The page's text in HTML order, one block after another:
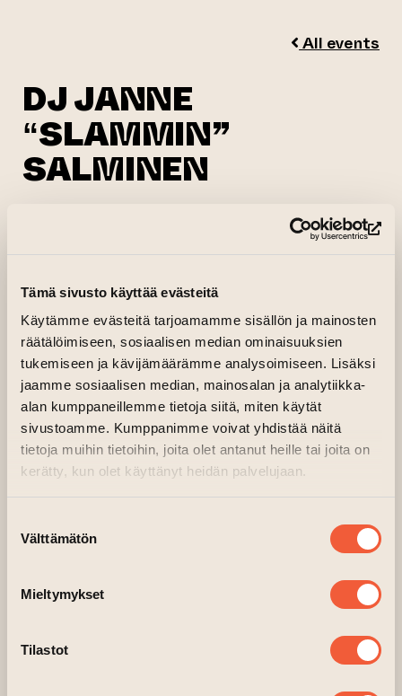
Tämä sivusto käyttää evästeitä
Käytämme evästeitä tarjoamamme sisällön ja mainosten
räätälöimiseen, sosiaalisen median ominaisuuksien
tukemiseen ja kävijämäärämme analysoimiseen. Lisäksi
jaamme sosiaalisen median, mainosalan ja analytiikka-
alan kumppaneillemme tietoja siitä, miten käytät
sivustoamme. Kumppanimme voivat yhdistää näitä
tietoja muihin tietoihin, joita olet antanut heille tai joita on
kerätty, kun olet käyttänyt heidän palvelujaan.
valinta
Välttämätön
Mieltymykset
Tilastot
All events
DJ JANNE
“SLAMMIN”
SALMINEN
Art House Turku Makasiini buildings